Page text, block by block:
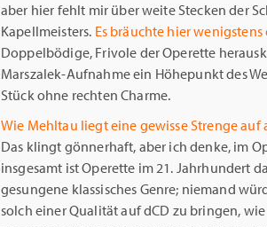
aber hier fehlt mir über weite Stecken der
Kapellmeisters. Es bräuchte hier
Doppelbödige, Frivole der Operette
Marszalek-Aufnahme ein Höhepunkt des
Stück ohne rechten Charme.
Wie Mehltau liegt eine gewisse Strenge auf
Das klingt gönnerhaft, aber ich denke, im
insgesamt ist Operette im 21. Jahrhundert
gesungene klassisches Genre; niemand
solch einer Qualität auf dCD zu bringen,